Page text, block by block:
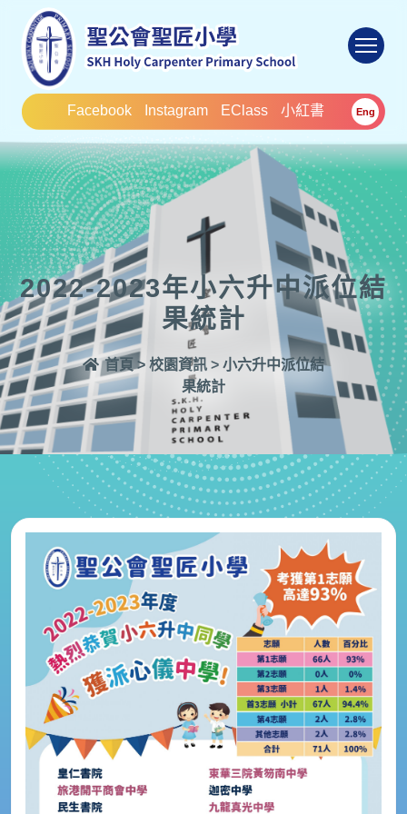
Facebook Instagram EClass 小紅書 Eng
2022-2023年小六升中派位結
果統計
首頁 > 校園資訊 > 小六升中派位結
果統計